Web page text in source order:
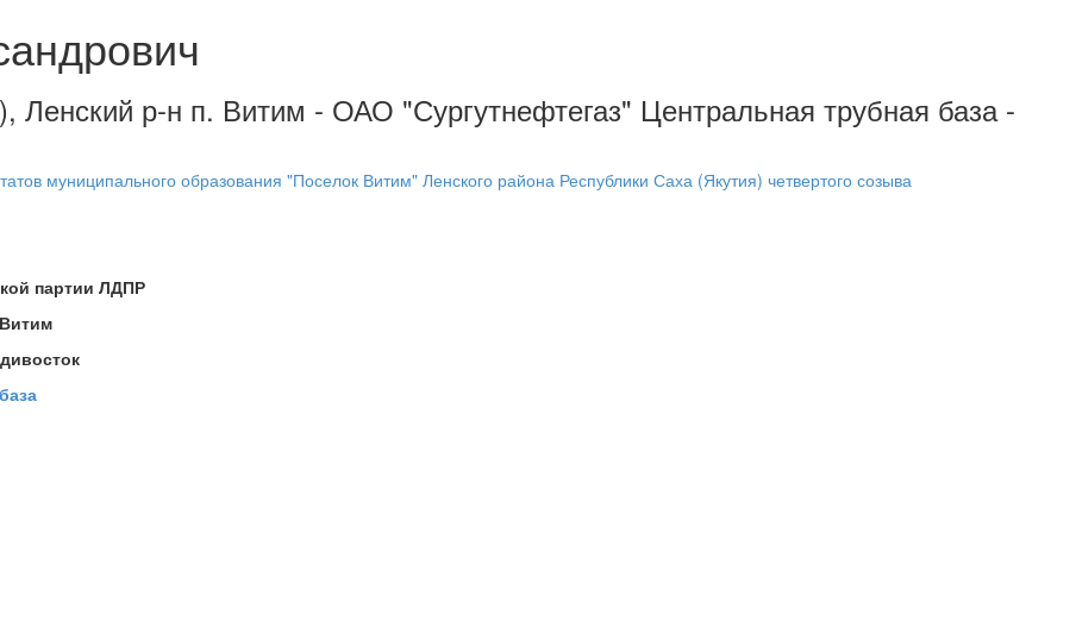
Ленский р-н п. Витим - ОАО "Сургутнефтегаз" Центральная трубная база -
муниципального образования "Поселок Витим" Ленского района Республики Саха (Якутия) четвертого созыва
партии ЛДПР